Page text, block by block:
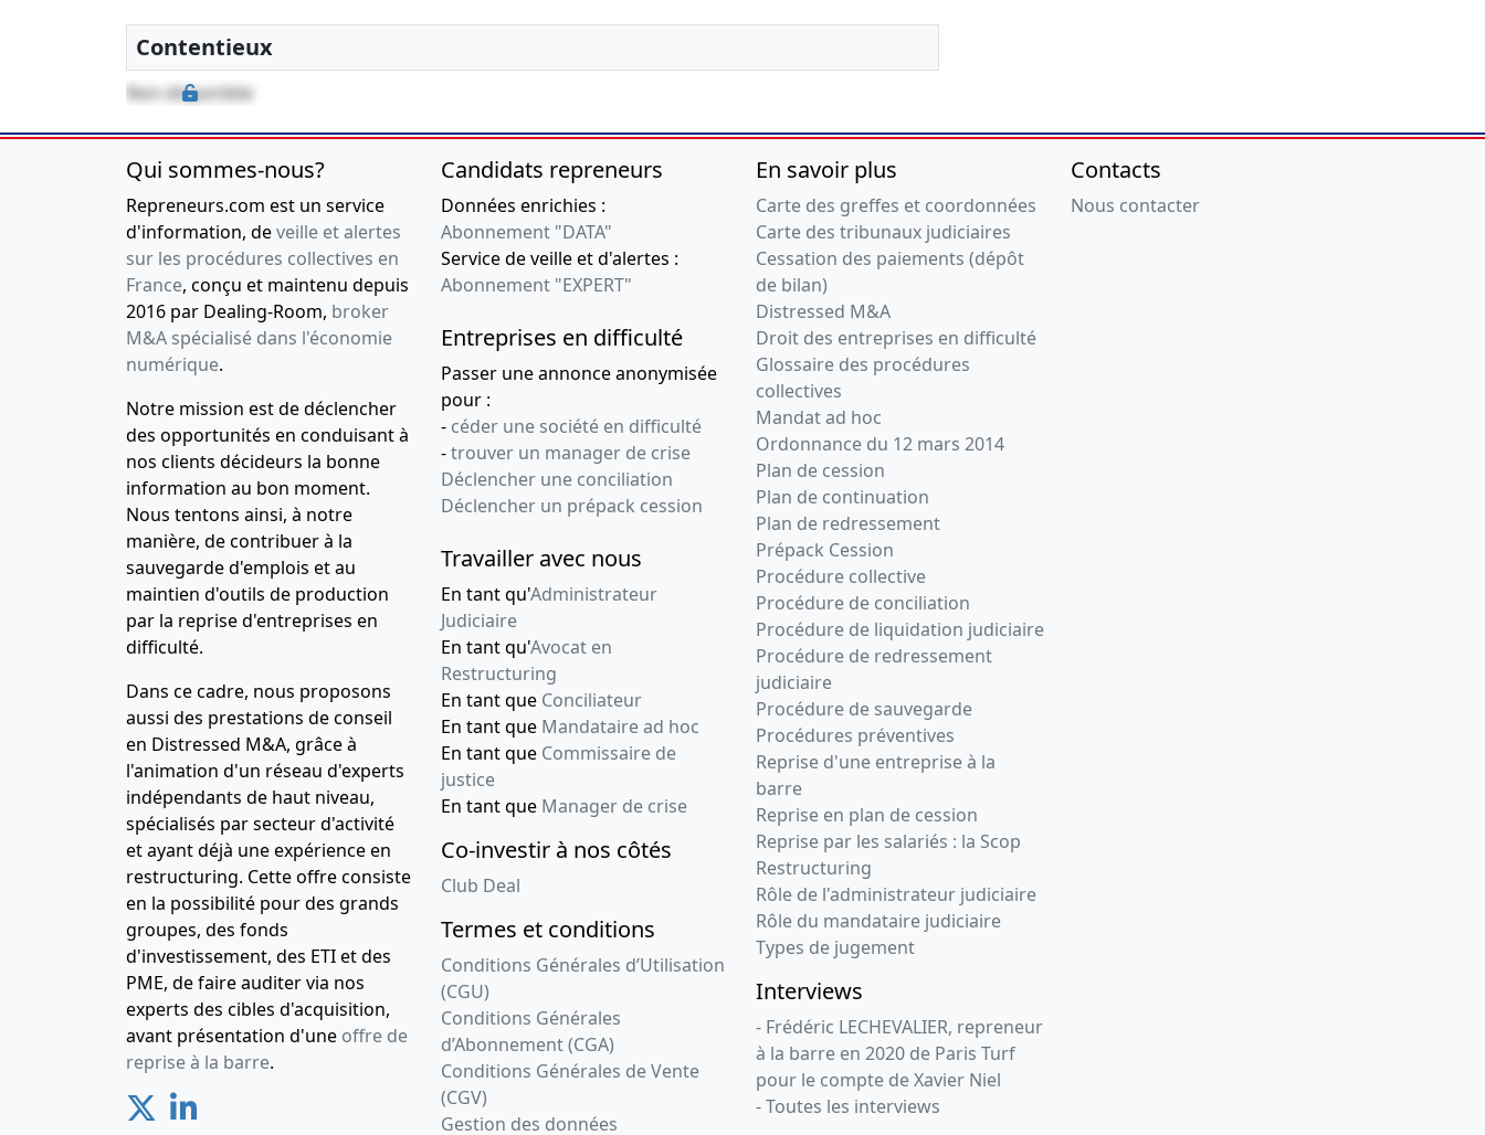
Contentieux
Non disponible
Qui sommes-nous?
Repreneurs.com est un service
d'information, deveille et alertes
sur les procédures collectives en
France, conçu et maintenu depuis
2016 par Dealing-Room, broker
M&A spécialisé dans l'économie
numérique.
Notre mission est de déclencher
des opportunités en conduisant à
nos clients décideurs la bonne
information au bon moment.
Nous tentons ainsi, à notre
manière, de contribuer à la
sauvegarde d'emplois et au
maintien d'outils de production
par la reprise d'entreprises en
difficulté.
Dans ce cadre, nous proposons
aussi des prestations de conseil
en Distressed M&A, grâce à
l'animation d'un réseau d'experts
indépendants de haut niveau,
spécialisés par secteur d'activité
et ayant déjà une expérience en
restructuring. Cette offre consiste
en la possibilité pour des grands
groupes, des fonds
d'investissement, des ETI et des
PME, de faire auditer via nos
experts des cibles d'acquisition,
avant présentation d'une offre de
reprise à la barre.
Candidats repreneurs
Données enrichies :
Abonnement "DATA"
Service de veille et d'alertes :
Abonnement "EXPERT"
Entreprises en difficulté
Passer une annonce anonymisée
pour :
- céder une société en difficulté
-trouver un manager de crise
Déclencher une conciliation
Déclencher un prépack cession
Travailler avec nous
En tant qu'Administrateur
Judiciaire
En tant qu'Avocat en
Restructuring
En tant que Conciliateur
En tant que Mandataire ad hoc
En tant que Commissaire de
justice
En tant que Manager de crise
Co-investir à nos côtés
Club Deal
Termes et conditions
Conditions Générales d’Utilisation
(CGU)
Conditions Générales
d’Abonnement (CGA)
Conditions Générales de Vente
(CGV)
Gestion des données
En savoir plus
Carte des greffes et coordonnées
Carte des tribunaux judiciaires
Cessation des paiements (dépôt
de bilan)
Distressed M&A
Droit des entreprises en difficulté
Glossaire des procédures
collectives
Mandat ad hoc
Ordonnance du 12 mars 2014
Plan de cession
Plan de continuation
Plan de redressement
Prépack Cession
Procédure collective
Procédure de conciliation
Procédure de liquidation judiciaire
Procédure de redressement
judiciaire
Procédure de sauvegarde
Procédures préventives
Reprise d'une entreprise à la
barre
Reprise en plan de cession
Reprise par les salariés : la Scop
Restructuring
Rôle de l'administrateur judiciaire
Rôle du mandataire judiciaire
Types de jugement
Interviews
- Frédéric LECHEVALIER, repreneur
à la barre en 2020 de Paris Turf
pour le compte de Xavier Niel
- Toutes les interviews
Contacts
Nous contacter